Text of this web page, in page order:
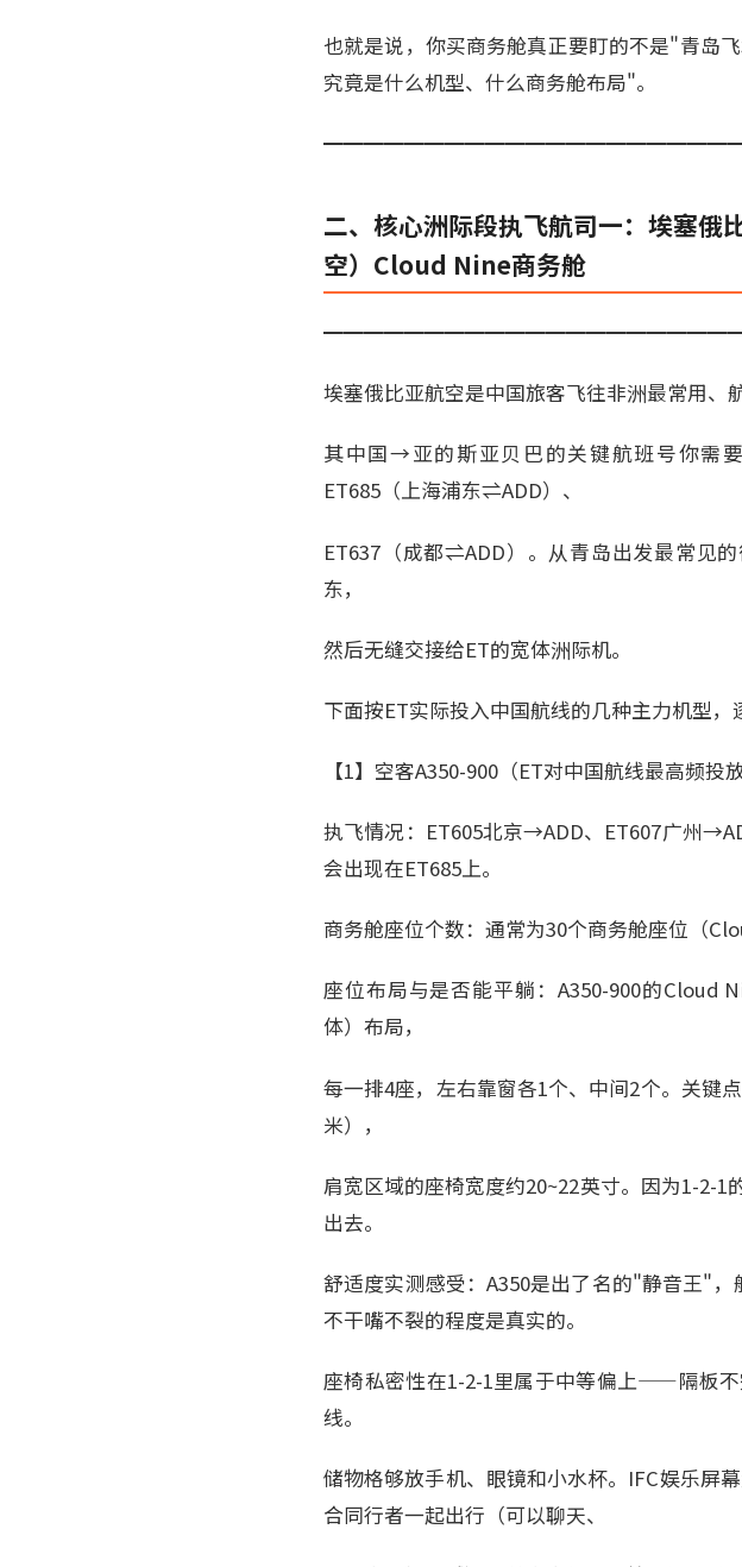
也就是说，你买商务舱真正要盯的不是"青岛
究竟是什么机型、什么商务舱布局"。
二、核心洲际段执飞航司一：埃塞
空）Cloud Nine商务舱
埃塞俄比亚航空是中国旅客飞往非洲最常用、
其中国→亚的斯亚贝巴的关键航班号你需
ET685（上海浦东⇌ADD）、
ET637（成都⇌ADD）。从青岛出发最常见
东，
然后无缝交接给ET的宽体洲际机。
下面按ET实际投入中国航线的几种主力机型，
【1】空客A350-900（ET对中国航线最高频投
执飞情况：ET605北京→ADD、ET607广州
会出现在ET685上。
商务舱座位个数：通常为30个商务舱座位（
座位布局与是否能平躺：A350-900的Cloud
体）布局，
每一排4座，左右靠窗各1个、中间2个。关
米），
肩宽区域的座椅宽度约20~22英寸。因为1-2-
出去。
舒适度实测感受：A350是出了名的"静音王"
不干嘴不裂的程度是真实的。
座椅私密性在1-2-1里属于中等偏上——隔板
线。
储物格够放手机、眼镜和小水杯。IFC娱乐屏
合同行者一起出行（可以聊天、